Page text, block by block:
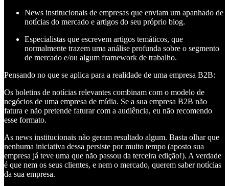
News institucionais de empresas que enviam um apanhado de
notícias do mercado e artigos do seu próprio blog.
Especialistas que escrevem artigos temáticos, que
normalmente trazem uma análise profunda sobre o segmento
de mercado e/ou algum framework de trabalho.
Pensando no que se aplica para a realidade de uma empresa B2B:
Os boletins de notícias relevantes combinam com o modelo de
negócios de uma empresa de mídia. Se a sua empresa B2B não
fatura e não pretende faturar com a audiência, eu não recomendo
esse formato.
As news institucionais não geram resultado algum. Basta olhar que
nenhuma iniciativa dessa persiste por muito tempo (aposto sua
empresa já teve uma que não passou da terceira edição!). A verdade
é que nem os seus clientes, e nem o mercado, querem saber notícias
da sua empresa.